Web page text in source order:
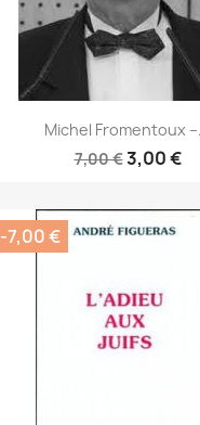
Michel Fromentoux
7,00 €3,00 €
-7,00 €